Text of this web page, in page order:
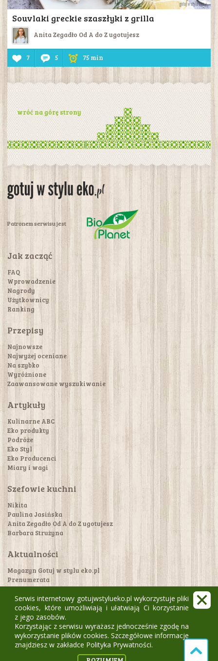
Souvlaki greckie szaszłyki z grilla
Anita Zegadło Od A do Z ugotujesz
7 5 75 min
wróć na górę strony
Patronem serwisu jest
Jak zacząć
FAQ
Wprowadzenie
Nagrody
Użytkownicy
Ranking
Przepisy
Najnowsze
Najwyżej oceniane
Na szybko
Wyróżnione
Zaawansowane wyszukiwanie
Artykuły
Kulinarne ABC
Eko produkty
Podróże
Eko Styl
Eko Producenci
Miary i wagi
Szefowie kuchni
Nikita
Paulina Jasińska
Anita Zegadło Od A do Z ugotujesz
Barbara Strużyna
Aktualności
Magazyn Gotuj w stylu eko.pl
Prenumerata
Gdzie dostać magazyn?
Konkursy!
Kontakt
FAQ / pomoc
Regulamin i polityka prywatności
Polityka plików cookie
Serwis internetowy gotujwstylueko.pl wykorzystuje pliki
cookies, które umożliwiają i ułatwiają Ci korzystanie
z jego zasobów.
Korzystając z serwisu wyrażasz jednocześnie zgodę na
wykorzystanie plików cookies. Szczegółowe informacje
znajdziesz w zakładce Polityka Prywatności.